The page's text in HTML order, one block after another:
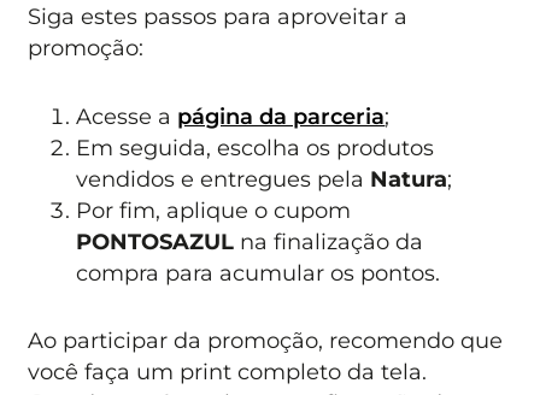
Siga estes passos para aproveitar a
promoção:
Acesse a página da parceria;
Em seguida, escolha os produtos
vendidos e entregues pela Natura;
Por fim, aplique o cupom
PONTOSAZUL na finalização da
compra para acumular os pontos.
Ao participar da promoção, recomendo que
você faça um print completo da tela.